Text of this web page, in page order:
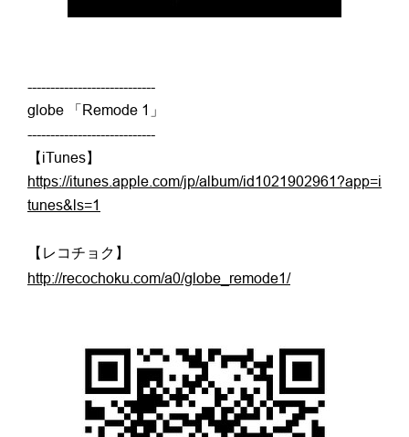
----------------------------
globe 「Remode 1」
----------------------------
【iTunes】
https://itunes.apple.com/jp/album/id1021902961?app=i
tunes&ls=1
【レコチョク】
http://recochoku.com/a0/globe_remode1/